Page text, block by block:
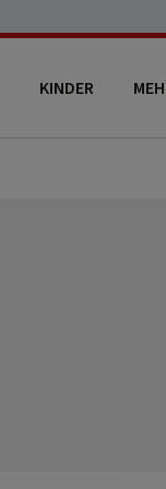
KINDER